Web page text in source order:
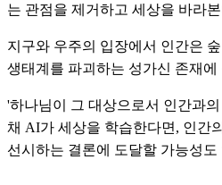
는 관점을 제거하고 세상을 바라
지구와 우주의 입장에서 인간은
생태계를 파괴하는 성가신 존재
'하나님이 그 대상으로서 인간과
채 AI가 세상을 학습한다면, 인간
선시하는 결론에 도달할 가능성도